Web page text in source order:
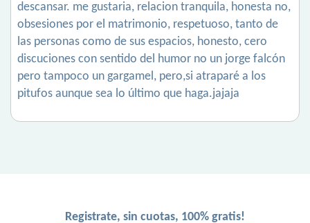
descansar. me gustaria, relacion tranquila, honesta no,
obsesiones por el matrimonio, respetuoso, tanto de
las personas como de sus espacios, honesto, cero
discuciones con sentido del humor no un jorge falcón
pero tampoco un gargamel, pero,si atraparé a los
pitufos aunque sea lo último que haga.jajaja
Registrate, sin cuotas, 100% gratis!